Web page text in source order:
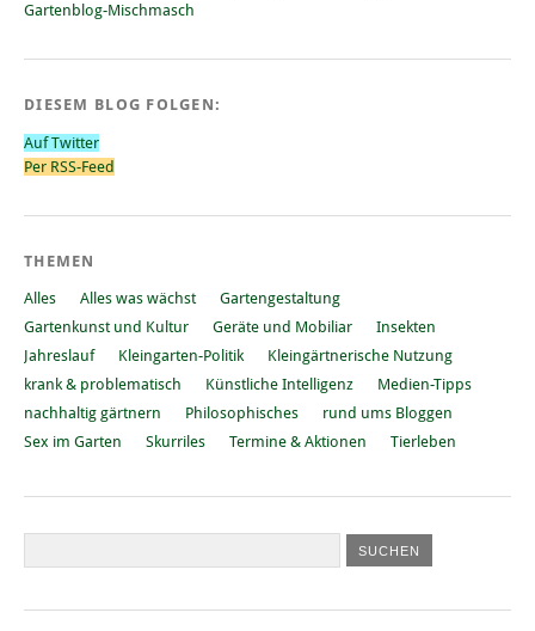
Gartenblog-Mischmasch
DIESEM BLOG FOLGEN:
Auf Twitter
Per RSS-Feed
THEMEN
Alles Alles was wächst
Gartengestaltung
Gartenkunst und Kultur
Geräte und Mobiliar
Insekten
Jahreslauf
Kleingarten-Politik
Kleingärtnerische Nutzung
krank & problematisch
Künstliche Intelligenz
Medien-Tipps
nachhaltig gärtnern
Philosophisches
rund ums Bloggen
Sex im Garten
Skurriles Termine & Aktionen Tierleben